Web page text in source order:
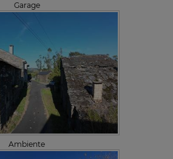
Garage
Ambiente